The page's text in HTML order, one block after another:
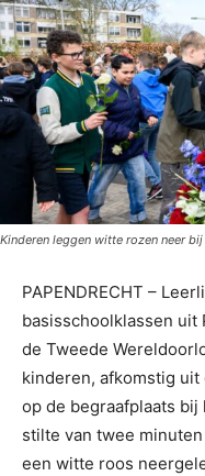
Kinderen leggen witte rozen neer
PAPENDRECHT –
basisschoolklassen uit
de Tweede
kinderen, afkomstig
op de begraafplaats
stilte van twee
een witte roos